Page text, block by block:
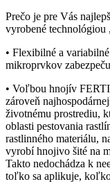
Prečo je pre Vás
vyrobené technológiou
• Flexibilné a
mikroprvkov
• Voľbou hnojív
zároveň
životnému prostrediu,
oblasti pestovania
rastlinného materiálu,
vyrobí hnojivo šité na
Takto nedochádza k
toľko sa aplikuje,